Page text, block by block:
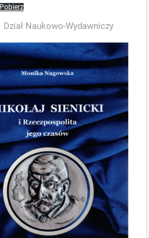
Pobierz
Dział Naukowo-Wydawniczy